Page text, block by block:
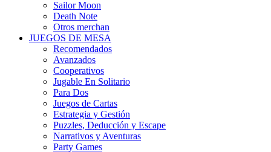
Sailor Moon
Death Note
Otros merchan
JUEGOS DE MESA
Recomendados
Avanzados
Cooperativos
Jugable En Solitario
Para Dos
Juegos de Cartas
Estrategia y Gestión
Puzzles, Deducción y Escape
Narrativos y Aventuras
Party Games